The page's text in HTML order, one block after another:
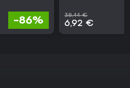
-86%
38,44 €
6,92 €